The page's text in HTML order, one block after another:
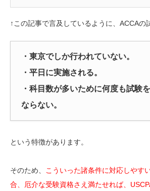
↑この記事で言及しているように、ACCAの
・東京でしか行われていない。
・平日に実施される。
・科目数が多いために何度も試験
ならない。
という特徴があります。
そのため、
こういった諸条件に対応しやす
合、厄介な受験資格さえ満たせれば、